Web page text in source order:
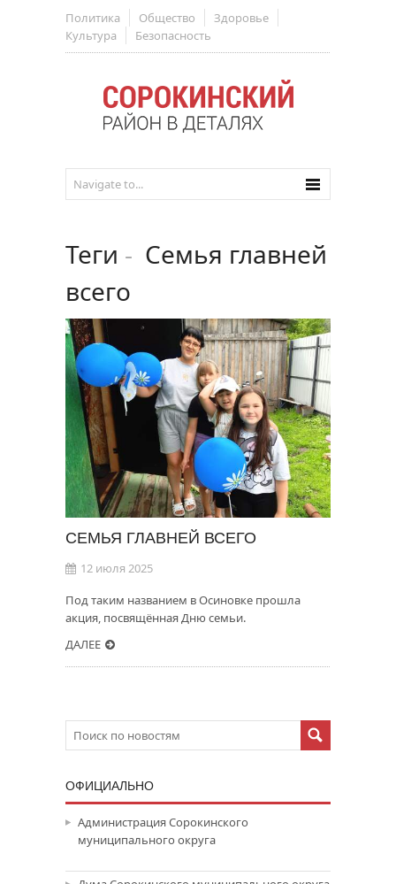
Политика Общество
Здоровье
Культура
Безопасность
Теги - Семья главней
всего
СЕМЬЯ ГЛАВНЕЙ ВСЕГО
12 июля 2025
Под таким названием в Осиновке прошла
акция, посвящённая Дню семьи.
ДАЛЕЕ
ОФИЦИАЛЬНО
Администрация Сорокинского
муниципального округа